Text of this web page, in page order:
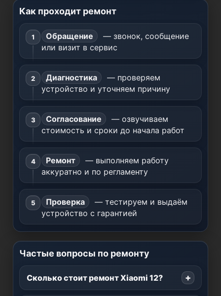
Как проходит ремонт
Обращение
— звонок, сообщение
или визит в сервис
Диагностика
— проверяем
устройство и уточняем причину
Согласование
— озвучиваем
стоимость и сроки до начала работ
Ремонт
— выполняем работу
аккуратно и по регламенту
Проверка
— тестируем и выдаём
устройство с гарантией
Частые вопросы по ремонту
Сколько стоит ремонт Xiaomi 12?